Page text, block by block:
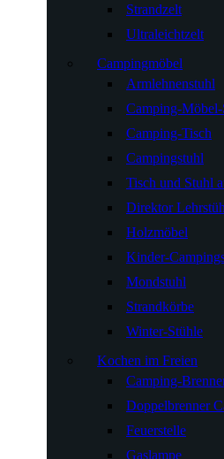
Strandzelt
Ultraleichtzelt
Campingmöbel
Armlehnenstuhl
Camping-Möbel-
Camping-Tisch
Campingstuhl
Tisch und Stuhl
Direktor
Holzmöbel
Kinder-
Mondstuhl
Strandkörbe
Winter-Stühle
Kochen im Freien
Camping-
Doppelbrenner
Feuerstelle
Gaslampe